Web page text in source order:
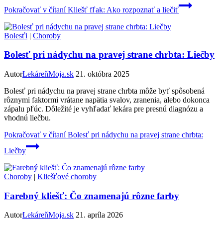
Pokračovať v čítaníKliešť fľak: Ako rozpoznať a liečiť
Bolesťi | Choroby
Bolesť pri nádychu na pravej strane chrbta: Liečby
AutorLekáreňMoja.sk 21. októbra 2025
Bolesť pri nádychu na pravej strane chrbta môže byť spôsobená
rôznymi faktormi vrátane napätia svalov, zranenia, alebo dokonca
zápalu pľúc. Dôležité je vyhľadať lekára pre presnú diagnózu a
vhodnú liečbu.
Pokračovať v čítaníBolesť pri nádychu na pravej strane chrbta:
Liečby
Choroby | Kliešťové choroby
Farebný kliešť: Čo znamenajú rôzne farby
AutorLekáreňMoja.sk 21. apríla 2026